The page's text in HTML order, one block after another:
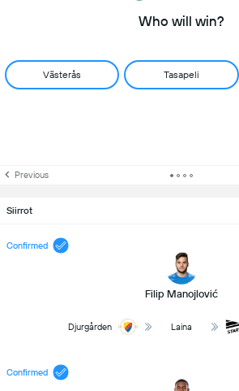
Who will win?
Västerås Tasapeli
Previous
Siirrot
Confirmed
Filip Manojlović
Djurgården Laina
Confirmed